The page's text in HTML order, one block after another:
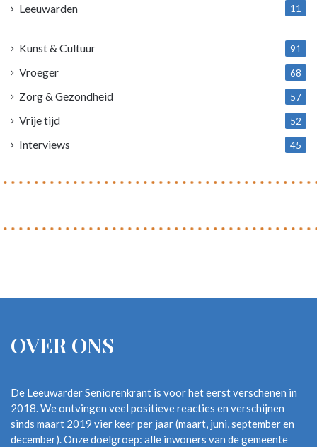
Leeuwarden
11
Kunst & Cultuur 91
Vroeger 68
Zorg & Gezondheid 57
Vrije tijd 52
Interviews 45
OVER ONS
De Leeuwarder Seniorenkrant is voor het eerst verschenen in
2018. We ontvingen veel positieve reacties en verschijnen
sinds maart 2019 vier keer per jaar (maart, juni, september en
december). Onze doelgroep: alle inwoners van de gemeente